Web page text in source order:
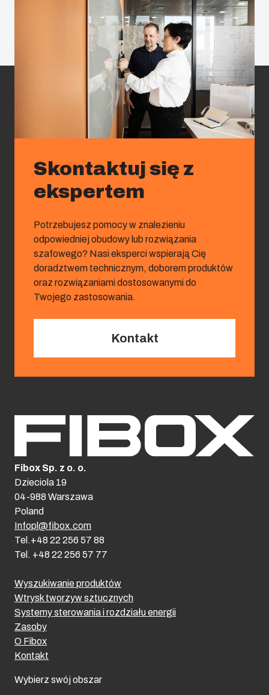
Skontaktuj się z
ekspertem
Potrzebujesz pomocy w znalezieniu
odpowiedniej obudowy lub rozwiązania
szafowego? Nasi eksperci wspierają Cię
doradztwem technicznym, doborem produktów
oraz rozwiązaniami dostosowanymi do
Twojego zastosowania.
Kontakt
Wyszukiwanie produktów
Wtrysk tworzyw sztucznych
Systemy sterowania i rozdziału energii
Zasoby
O Fibox
Kontakt
Wybierz swój obszar
Fibox Sp. z o. o.
Dzieciola 19
04-988 Warszawa
Poland
Infopl@fibox.com
Tel.+48 22 256 57 88
Tel. +48 22 256 57 77